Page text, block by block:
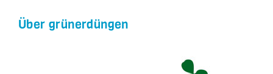
Über grünerdüngen